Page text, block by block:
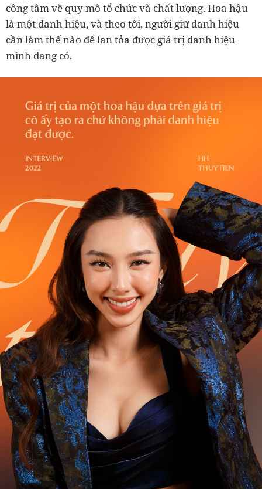
công tâm về quy mô tổ chức và chất lượng. Hoa hậu
là một danh hiệu, và theo tôi, người giữ danh hiệu
cần làm thế nào để lan tỏa được giá trị danh hiệu
mình đang có.